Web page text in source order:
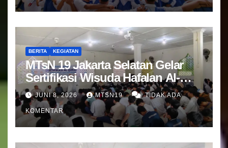
BERITA KEGIATAN
MTsN 19 Jakarta Selatan Gelar
Sertifikasi Wisuda Hafalan Al-
Qur’an
JUNI 8, 2026 MTSN19 TIDAK ADA
KOMENTAR